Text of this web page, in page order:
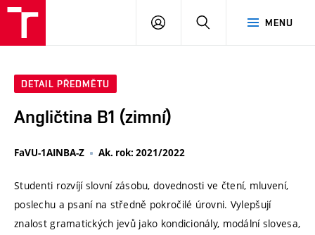
MENU
PŘIHLÁSIT
DETAIL PŘEDMĚTU
Angličtina B1 (zimní)
FaVU-1AINBA-Z Ak. rok: 2021/2022
Studenti rozvíjí slovní zásobu, dovednosti ve čtení, mluvení,
poslechu a psaní na středně pokročilé úrovni. Vylepšují
znalost gramatických jevů jako kondicionály, modální slovesa,